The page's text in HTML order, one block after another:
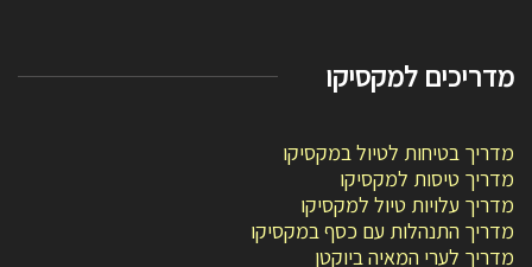
מדריכים למקסיקו
מדריך בטיחות לטיול במקסיקו
מדריך טיסות למקסיקו
מדריך עלויות טיול למקסיקו
מדריך התנהלות עם כסף במקסיקו
מדריך לערי המאיה ביוקטן